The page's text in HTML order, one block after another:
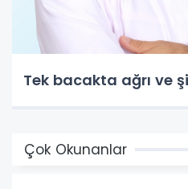
Tek bacakta ağrı ve
Çok Okunanlar